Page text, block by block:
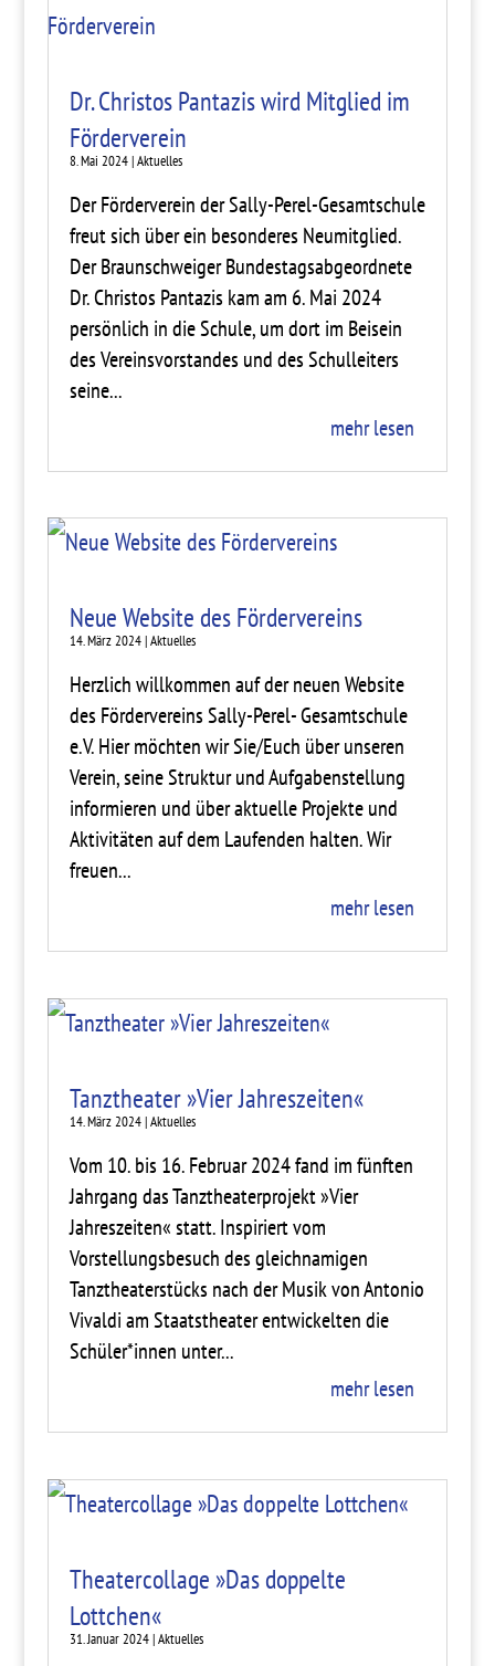
Dr. Christos Pantazis wird Mitglied im
Förderverein
8. Mai 2024|Aktuelles
Der Förderverein der Sally-Perel-Gesamtschule
freut sich über ein besonderes Neumitglied.
Der Braunschweiger Bundestagsabgeordnete
Dr. Christos Pantazis kam am 6. Mai 2024
persönlich in die Schule, um dort im Beisein
des Vereinsvorstandes und des Schulleiters
seine...
mehr lesen
Neue Website des Fördervereins
14. März 2024|Aktuelles
Herzlich willkommen auf der neuen Website
des Fördervereins Sally-Perel- Gesamtschule
e.V. Hier möchten wir Sie/Euch über unseren
Verein, seine Struktur und Aufgabenstellung
informieren und über aktuelle Projekte und
Aktivitäten auf dem Laufenden halten. Wir
freuen...
mehr lesen
Tanztheater »Vier Jahreszeiten«
14. März 2024|Aktuelles
Vom 10. bis 16. Februar 2024 fand im fünften
Jahrgang das Tanztheaterprojekt »Vier
Jahreszeiten« statt. Inspiriert vom
Vorstellungsbesuch des gleichnamigen
Tanztheaterstücks nach der Musik von Antonio
Vivaldi am Staatstheater entwickelten die
Schüler*innen unter...
mehr lesen
Theatercollage »Das doppelte
Lottchen«
31. Januar 2024|Aktuelles